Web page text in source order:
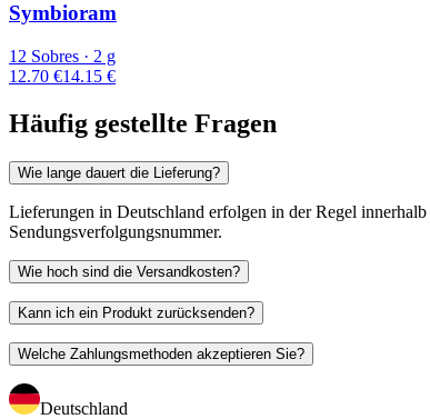
Symbioram
12 Sobres · 2 g
12.70 €14.15 €
Häufig gestellte Fragen
Wie lange dauert die Lieferung?
Lieferungen in Deutschland erfolgen in der Regel
Sendungsverfolgungsnummer.
Wie hoch sind die Versandkosten?
Kann ich ein Produkt zurücksenden?
Welche Zahlungsmethoden akzeptieren Sie?
Deutschland